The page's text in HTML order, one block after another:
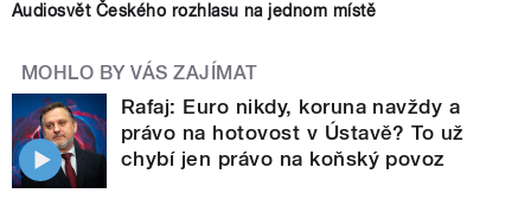
Audiosvět Českého rozhlasu na jednom místě
MOHLO BY VÁS ZAJÍMAT
Rafaj: Euro nikdy, koruna navždy a
právo na hotovost v Ústavě? To už
chybí jen právo na koňský povoz